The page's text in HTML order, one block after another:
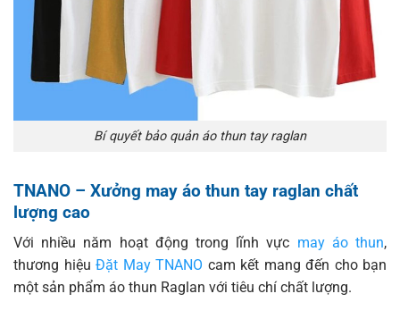
Bí quyết bảo quản áo thun tay raglan
TNANO – Xưởng may áo thun tay raglan chất
lượng cao
Với nhiều năm hoạt động trong lĩnh vực may áo thun,
thương hiệu Đặt May TNANO cam kết mang đến cho bạn
một sản phẩm áo thun Raglan với tiêu chí chất lượng.